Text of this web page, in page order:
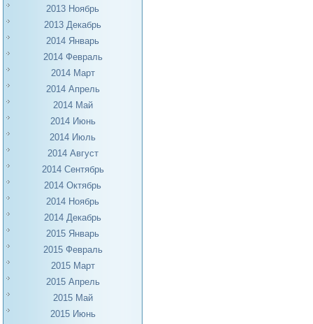
2013 Ноябрь
2013 Декабрь
2014 Январь
2014 Февраль
2014 Март
2014 Апрель
2014 Май
2014 Июнь
2014 Июль
2014 Август
2014 Сентябрь
2014 Октябрь
2014 Ноябрь
2014 Декабрь
2015 Январь
2015 Февраль
2015 Март
2015 Апрель
2015 Май
2015 Июнь